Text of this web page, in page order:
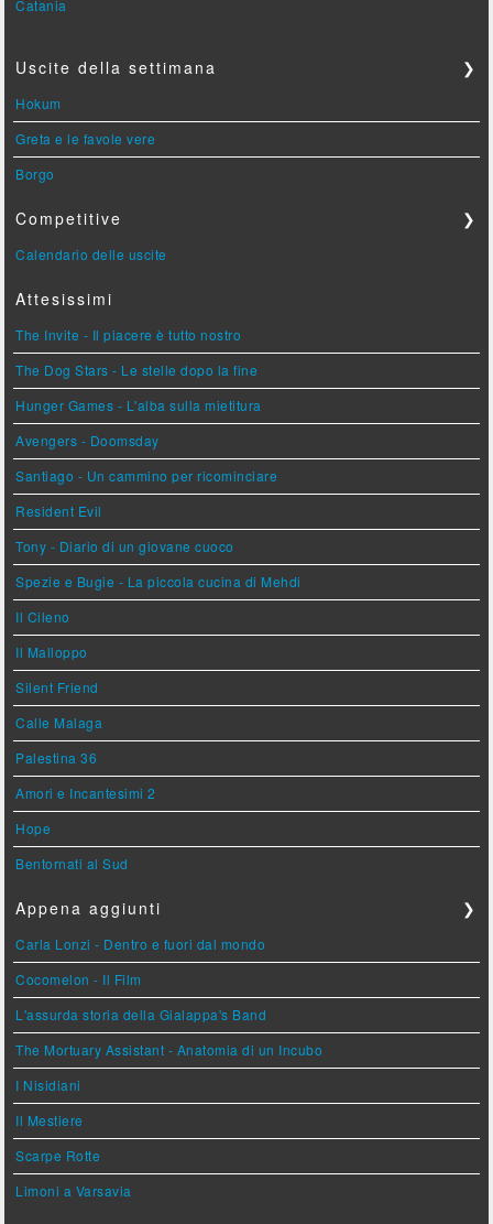
Catania
Uscite della settimana ❯
Hokum
Greta e le favole vere
Borgo
Competitive ❯
Calendario delle uscite
Attesissimi
The Invite - Il piacere è tutto nostro
The Dog Stars - Le stelle dopo la fine
Hunger Games - L'alba sulla mietitura
Avengers - Doomsday
Santiago - Un cammino per ricominciare
Resident Evil
Tony - Diario di un giovane cuoco
Spezie e Bugie - La piccola cucina di Mehdi
Il Cileno
Il Malloppo
Silent Friend
Calle Malaga
Palestina 36
Amori e Incantesimi 2
Hope
Bentornati al Sud
Appena aggiunti ❯
Carla Lonzi - Dentro e fuori dal mondo
Cocomelon - Il Film
L'assurda storia della Gialappa's Band
The Mortuary Assistant - Anatomia di un Incubo
I Nisidiani
Il Mestiere
Scarpe Rotte
Limoni a Varsavia